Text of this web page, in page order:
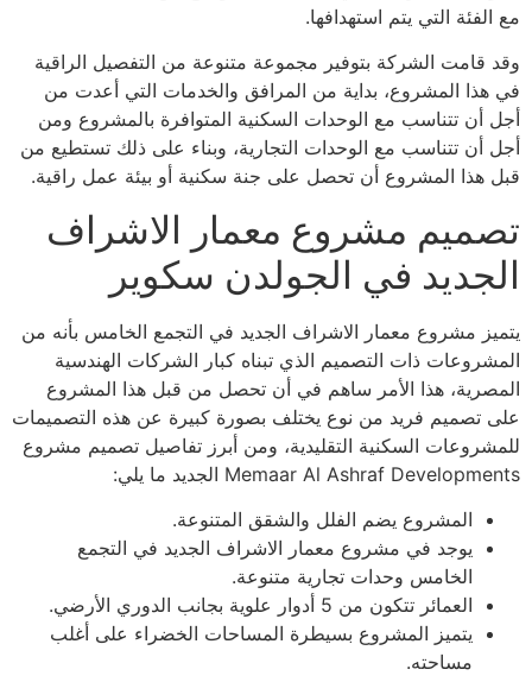
مع الفئة التي يتم استهدافها.
وقد قامت الشركة بتوفير مجموعة متنوعة من التفصيل الراقية
في هذا المشروع، بداية من المرافق والخدمات التي أعدت من
أجل أن تتناسب مع الوحدات السكنية المتوافرة بالمشروع ومن
أجل أن تتناسب مع الوحدات التجارية، وبناء على ذلك تستطيع من
قبل هذا المشروع أن تحصل على جنة سكنية أو بيئة عمل راقية.
تصميم مشروع معمار الاشراف
الجديد في الجولدن سكوير
يتميز مشروع معمار الاشراف الجديد في التجمع الخامس بأنه من
المشروعات ذات التصميم الذي تبناه كبار الشركات الهندسية
المصرية، هذا الأمر ساهم في أن تحصل من قبل هذا المشروع
على تصميم فريد من نوع يختلف بصورة كبيرة عن هذه التصميمات
للمشروعات السكنية التقليدية، ومن أبرز تفاصيل تصميم مشروع
Memaar Al Ashraf Developments الجديد ما يلي:
المشروع يضم الفلل والشقق المتنوعة.
يوجد في مشروع معمار الاشراف الجديد في التجمع
الخامس وحدات تجارية متنوعة.
العمائر تتكون من 5 أدوار علوية بجانب الدوري الأرضي.
يتميز المشروع بسيطرة المساحات الخضراء على أغلب
مساحته.